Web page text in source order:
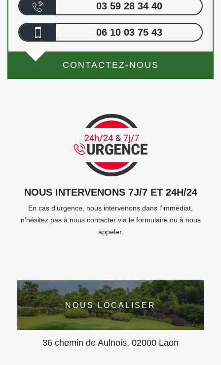
03 59 28 34 40
06 10 03 75 43
CONTACTEZ-NOUS
NOUS INTERVENONS 7J/7 ET 24H/24
En cas d’urgence, nous intervenons dans l’immédiat,
n’hésitez pas à nous contacter via le formulaire ou à nous
appeler.
NOUS LOCALISER
36 chemin de Aulnois, 02000 Laon